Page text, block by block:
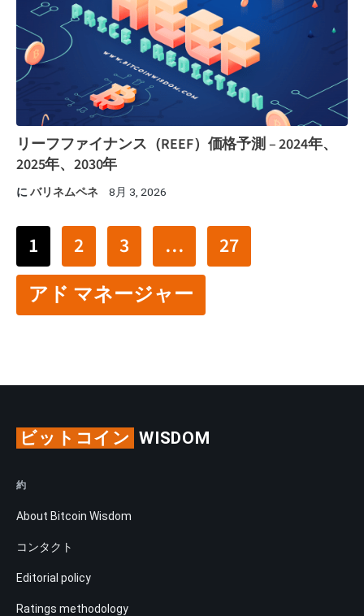
リーフファイナンス（REEF）価格予測 – 2024年、
2025年、2030年
にバリネムペネ 8月 3, 2026
1 2 3 …
27
アド マネージャー
ビットコイン WISDOM
約
About Bitcoin Wisdom
コンタクト
Editorial policy
Ratings methodology